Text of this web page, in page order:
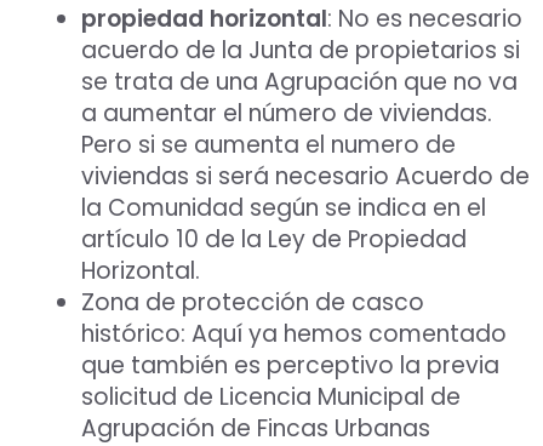
propiedad horizontal: No es necesario
acuerdo de la Junta de propietarios si
se trata de una Agrupación que no va
a aumentar el número de viviendas.
Pero si se aumenta el numero de
viviendas si será necesario Acuerdo de
la Comunidad según se indica en el
artículo 10 de la Ley de Propiedad
Horizontal.
Zona de protección de casco
histórico: Aquí ya hemos comentado
que también es perceptivo la previa
solicitud de Licencia Municipal de
Agrupación de Fincas Urbanas